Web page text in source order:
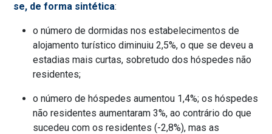
se, de forma sintética:
o número de dormidas nos estabelecimentos de
alojamento turístico diminuiu 2,5%, o que se deveu a
estadias mais curtas, sobretudo dos hóspedes não
residentes;
o número de hóspedes aumentou 1,4%; os hóspedes
não residentes aumentaram 3%, ao contrário do que
sucedeu com os residentes (-2,8%), mas as